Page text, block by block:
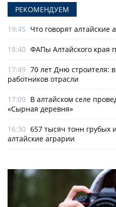
РЕКОМЕНДУЕМ
19:45 Что говорят алтайские
18:40 ФАПы Алтайского края
17:49 70 лет Дню строителя:
работников отрасли
17:09 В алтайском селе
«Сырная деревня»
16:30 657 тысяч тонн грубых
алтайские аграрии